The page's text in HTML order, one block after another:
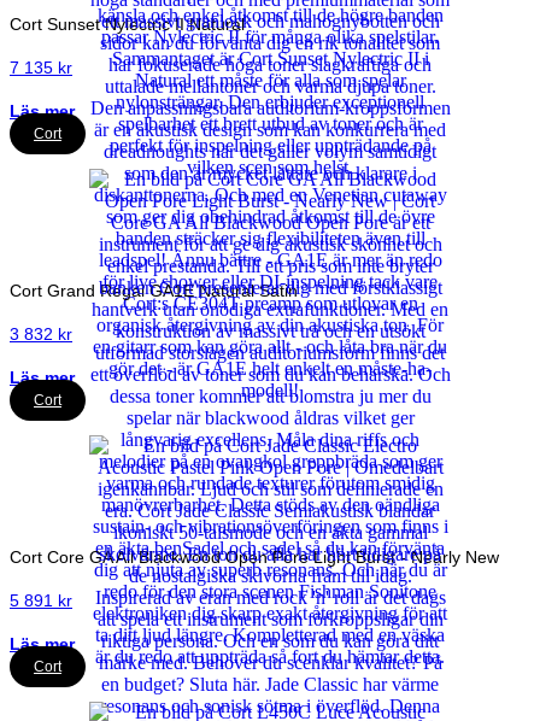
Cort Sunset Nylectric II Natural
7 135 kr
Läs mer
Cort
Cort Grand Regal GA1E Natural Satin
3 832 kr
Läs mer
Cort
Cort Core GA All Blackwood Open Pore Light Burst - Nearly New
5 891 kr
Läs mer
Cort